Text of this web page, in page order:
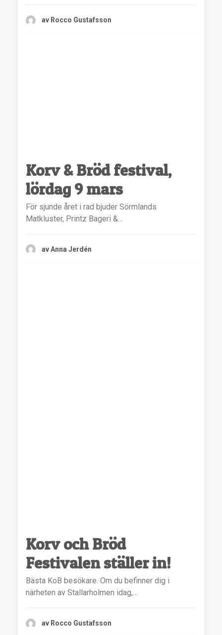
av Rocco Gustafsson
Korv & Bröd festival,
lördag 9 mars
För sjunde året i rad bjuder Sörmlands
Matkluster, Printz Bageri &…
av Anna Jerdén
Korv och Bröd
Festivalen ställer in!
Bästa KoB besökare. Om du befinner dig i
närheten av Stallarholmen idag,…
av Rocco Gustafsson